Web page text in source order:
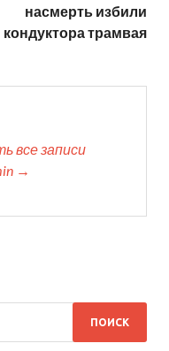
насмерть избили
кондуктора трамвая
все записи
→